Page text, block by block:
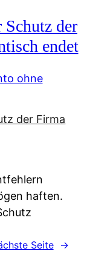
der
endet
ohne
haften.
Seite →